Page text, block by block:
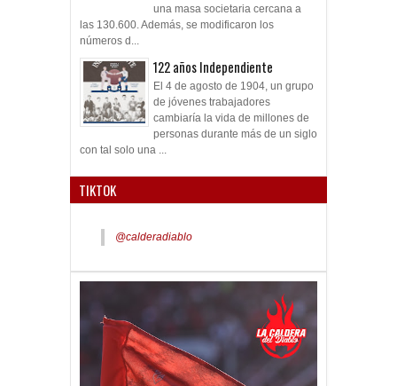
una masa societaria cercana a
las 130.600. Además, se modificaron los
números d...
122 años Independiente
El 4 de agosto de 1904, un grupo
de jóvenes trabajadores
cambiaría la vida de millones de
personas durante más de un siglo
con tal solo una ...
TIKTOK
@calderadiablo